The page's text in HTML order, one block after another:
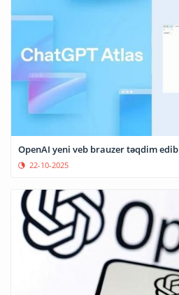
OpenAI yeni veb brauzer təqdim edib
22-10-2025